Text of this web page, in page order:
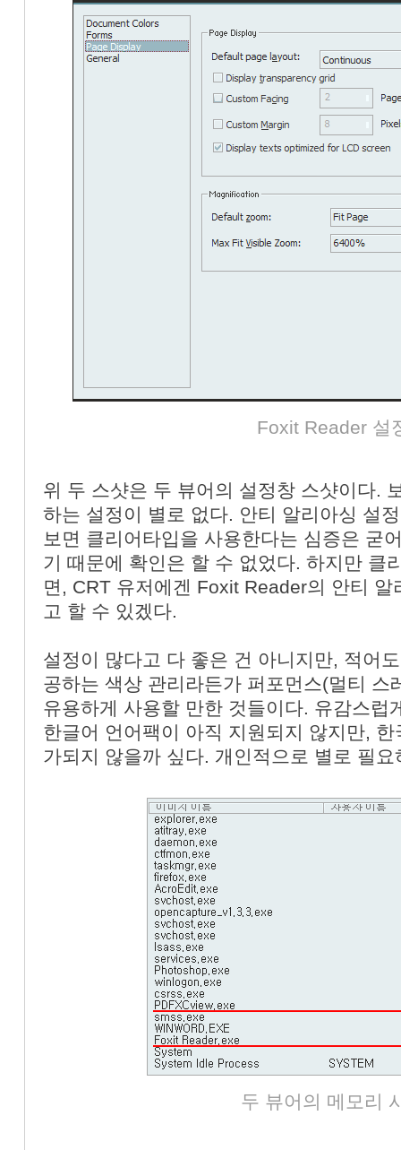
Foxit Reader 설
위 두 스샷은 두 뷰어의 설정창 스샷이다.
하는 설정이 별로 없다. 안티 알리아싱 설
보면 클리어타입을 사용한다는 심증은 굳
기 때문에 확인은 할 수 없었다. 하지만 클
면, CRT 유저에겐 Foxit Reader의 안티
고 할 수 있겠다.
설정이 많다고 다 좋은 건 아니지만, 적어
공하는 색상 관리라든가 퍼포먼스(멀티 스
유용하게 사용할 만한 것들이다. 유감스럽
한글어 언어팩이 아직 지원되지 않지만,
가되지 않을까 싶다. 개인적으로 별로 필요
두 뷰어의 메모리